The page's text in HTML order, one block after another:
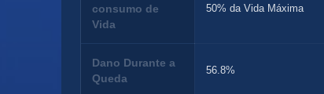
consumo de
Vida
50% da Vida Máxima
Dano Durante a
Queda
56.8%